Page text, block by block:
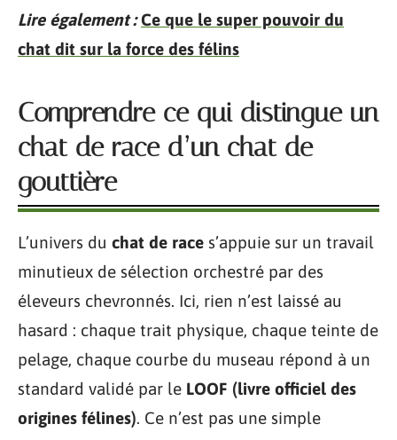
Lire également : Ce que le super pouvoir du
chat dit sur la force des félins
Comprendre ce qui distingue un
chat de race d’un chat de
gouttière
L’univers du chat de race s’appuie sur un travail
minutieux de sélection orchestré par des
éleveurs chevronnés. Ici, rien n’est laissé au
hasard : chaque trait physique, chaque teinte de
pelage, chaque courbe du museau répond à un
standard validé par le LOOF (livre officiel des
origines félines). Ce n’est pas une simple